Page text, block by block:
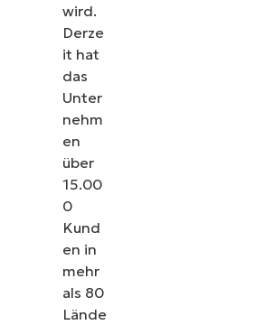
wird.
Derze
it hat
das
Unter
nehm
en
über
15.00
0
Kund
en in
mehr
als 80
Lände